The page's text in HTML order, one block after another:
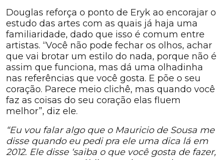
Douglas reforça o ponto de Eryk ao encorajar o
estudo das artes com as quais já haja uma
familiaridade, dado que isso é comum entre
artistas. “Você não pode fechar os olhos, achar
que vai brotar um estilo do nada, porque não é
assim que funciona, mas dá uma olhadinha
nas referências que você gosta. E põe o seu
coração. Parece meio clichê, mas quando você
faz as coisas do seu coração elas fluem
melhor”, diz ele.
“Eu vou falar algo que o Mauricio de Sousa me
disse quando eu pedi pra ele uma dica lá em
2012. Ele disse ‘saiba o que você gosta de fazer,